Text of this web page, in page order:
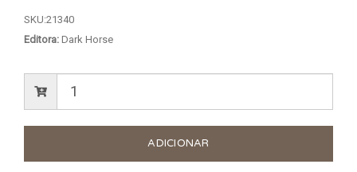
SKU:21340
Editora: Dark Horse